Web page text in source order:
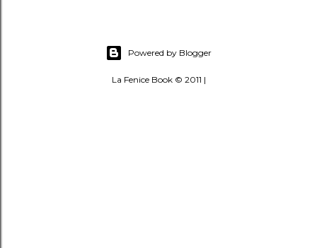
Powered by Blogger
La Fenice Book © 2011 |